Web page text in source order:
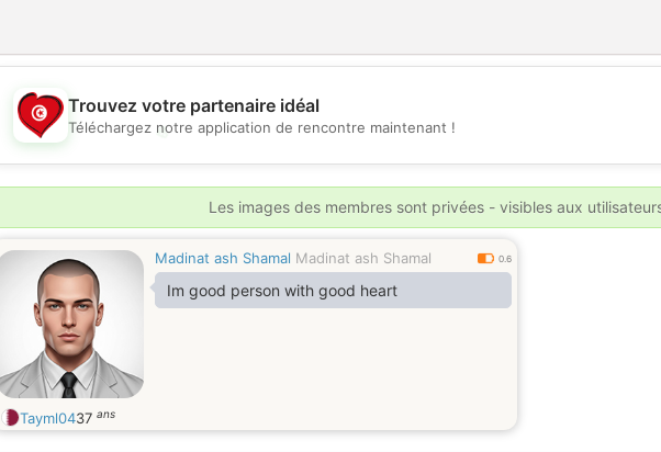
💖
💕
Trouvez votre partenaire idéal
Téléchargez notre application de rencontre maintenant !
Les images des membres sont privées - visibles aux
Madinat ash Shamal Madinat ash Shamal 0.6
Im good person with good heart
Tayml0437 ans